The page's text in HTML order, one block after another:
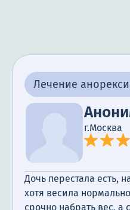
Лечение
г.Москва
Дочь перестала есть,
хотя весила
срочно набрать вес, а